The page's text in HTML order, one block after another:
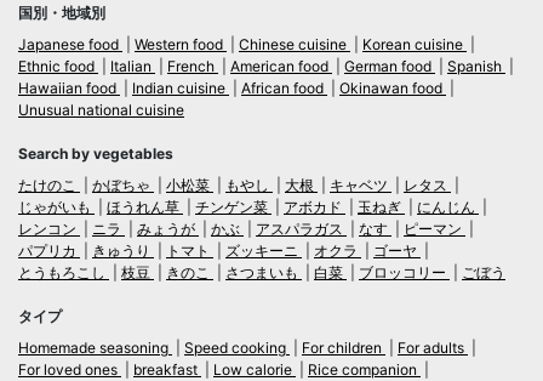
国別・地域別
Japanese food
Western food Chinese cuisine
Korean cuisine
Ethnic food
Italian French American food German food
Spanish
Hawaiian food
Indian cuisine African food
Okinawan food
Unusual national cuisine
Search by vegetables
たけのこ
かぼちゃ 小松菜 もやし 大根 キャベツ
レタス
じゃがいも
ほうれん草 チンゲン菜 アボカド 玉ねぎ
にんじん
レンコン
ニラ みょうが かぶ アスパラガス なす
ピーマン
パプリカ
きゅうり トマト ズッキーニ オクラ
ゴーヤ
とうもろこし
枝豆 きのこ さつまいも 白菜 ブロッコリー ごぼう
タイプ
Homemade seasoning
Speed cooking For children
For adults
For loved ones
breakfast Low calorie
Rice companion